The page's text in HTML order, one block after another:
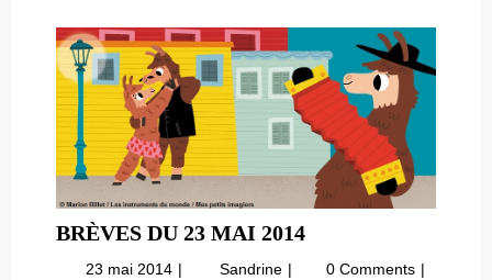
BRÈVES DU 23 MAI 2014BRÈVES
DU
23 mai 2014 23
Sandrine Brèves0 Comments